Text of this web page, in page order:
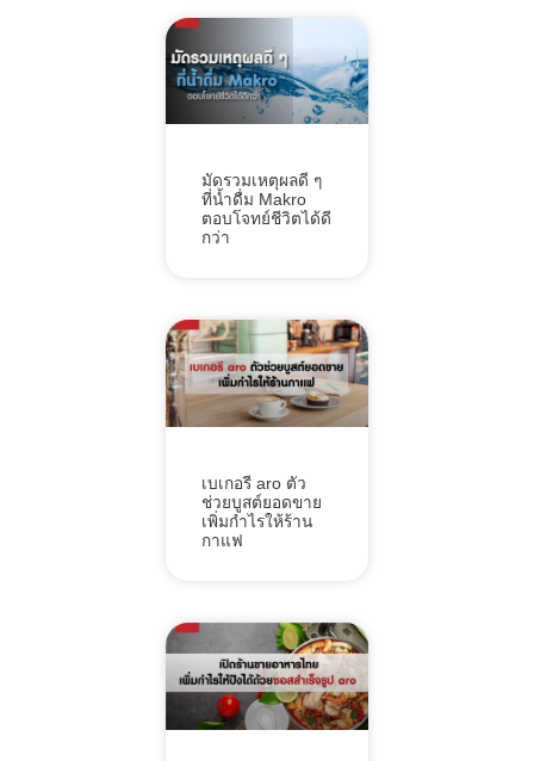
มัดรวมเหตุผลดี ๆ
ที่น้ำดื่ม Makro
ตอบโจทย์ชีวิตได้ดี
กว่า
เบเกอรี aro ตัว
ช่วยบูสต์ยอดขาย
เพิ่มกำไรให้ร้าน
กาแฟ